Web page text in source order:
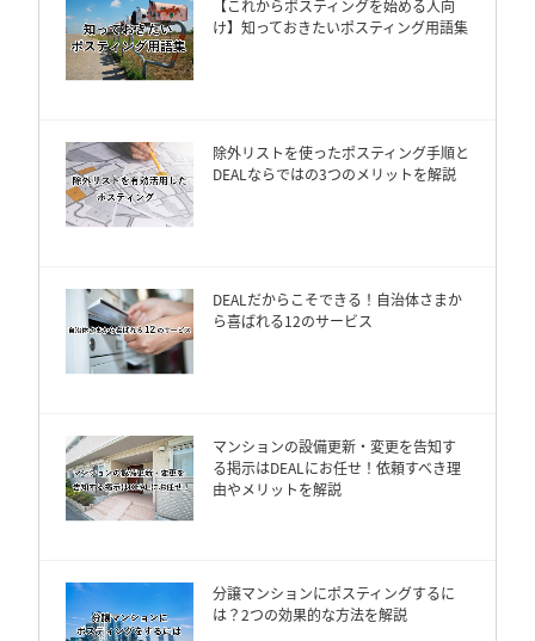
【これからポスティングを始める人向
け】知っておきたいポスティング用語集
除外リストを使ったポスティング手順と
DEALならではの3つのメリットを解説
DEALだからこそできる！自治体さまか
ら喜ばれる12のサービス
マンションの設備更新・変更を告知す
る掲示はDEALにお任せ！依頼すべき理
由やメリットを解説
分譲マンションにポスティングするに
は？2つの効果的な方法を解説